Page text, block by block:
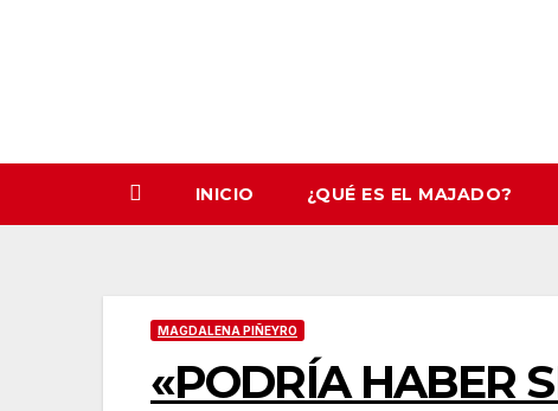
INICIO ¿QUÉ ES EL MAJADO?
MAGDALENA PIÑEYRO
«PODRÍA HABER